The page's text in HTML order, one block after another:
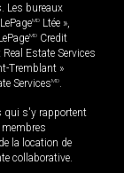
Les bureaux
MD Ltée »,
MD Credit
Real Estate Services
Tremblant »
ServicesMD
qui s'y rapportent
la location de
collaborative.